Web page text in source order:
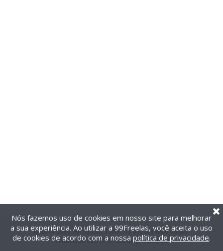
@2014-2026 99Freelas. Todos os direitos reservados.
Termos de uso| Política de privacidade
Nós fazemos uso de cookies em nosso site para melhorar
a sua experiência. Ao utilizar a 99Freelas, você aceita o uso
de cookies de acordo com a nossa política de privacidade.